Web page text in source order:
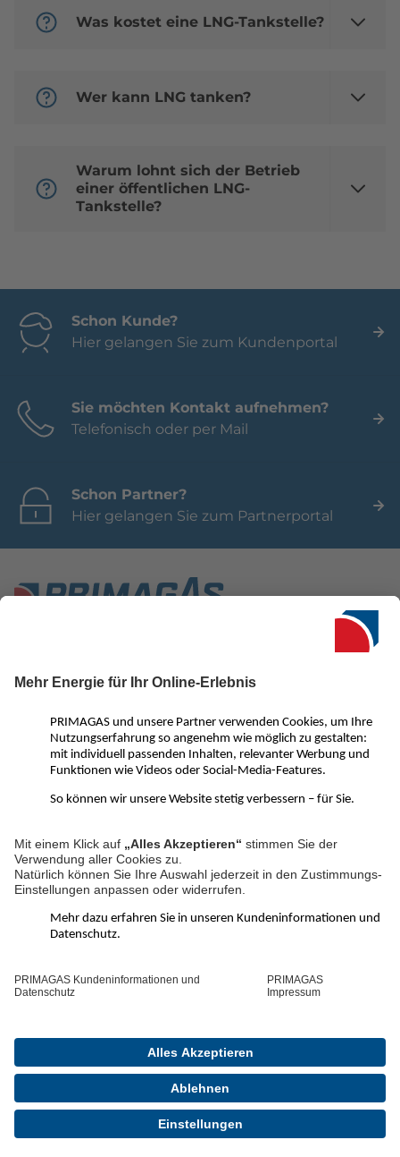
Was kostet eine LNG-Tankstelle?
Wer kann LNG tanken?
Warum lohnt sich der Betrieb
einer öffentlichen LNG-
Tankstelle?
Schon Kunde?
Hier gelangen Sie zum Kundenportal
Sie möchten Kontakt aufnehmen?
Telefonisch oder per Mail
Schon Partner?
Hier gelangen Sie zum Partnerportal
Anbieter für Flüssiggas. Neben einer Vielzahl an innovativen
Flüssiggas-Lösungen für Privat- und Gewerbekunden
kompetenter Beratung. Von der Gasheizung oder einem
Flüssiggas-BHKW über Treibgas und Autogas bis hin zu LNG für
Großgewerbe – mit PRIMAGAS ist alles möglich.
PRIMAGAS Social Media Kanäle:
Kanal
Über PRIMAGAS
Kontakt
Kundeninformation und Datenschutz
Information der Öffentlichkeit